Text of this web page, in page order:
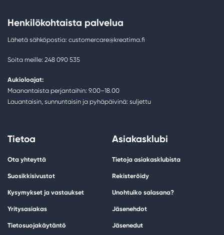
Henkilökohtaista palvelua
Lähetä sähköpostia: customercare@kreatima.fi
Soita meille: 248 090 535
Aukioloajat:
Maanantaista perjantaihin: 9.00–18.00
Lauantaisin, sunnuntaisin ja pyhäpäivinä: suljettu
Tietoa
Ota yhteyttä
Suosikkisivustot
Kysymykset ja vastaukset
Yritysasiakas
Tietosuojakäytäntö
Asiakasklubi
Tietoja asiakasklubista
Rekisteröidy
Unohtuiko salasana?
Jäsenehdot
Jäsenedut